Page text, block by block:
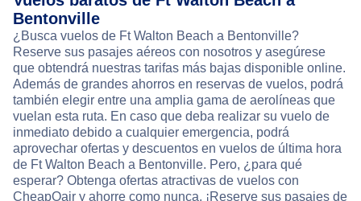
Bentonville
¿Busca vuelos de Ft Walton Beach a Bentonville?
Reserve sus pasajes aéreos con nosotros y asegúrese
que obtendrá nuestras tarifas más bajas disponible online.
Además de grandes ahorros en reservas de vuelos, podrá
también elegir entre una amplia gama de aerolíneas que
vuelan esta ruta. En caso que deba realizar su vuelo de
inmediato debido a cualquier emergencia, podrá
aprovechar ofertas y descuentos en vuelos de última hora
de Ft Walton Beach a Bentonville. Pero, ¿para qué
esperar? Obtenga ofertas atractivas de vuelos con
CheapOair y ahorre como nunca. ¡Reserve sus pasajes de